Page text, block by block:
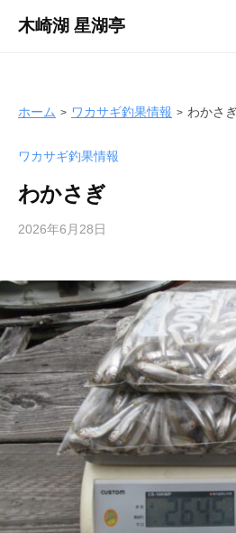
木崎湖 星湖亭
大
市
の
レ
ン
ボ
ー
ト
バ
ス
ボ
ー
ト
/
ス
ホーム ワカサギ釣果情報 わかさ
ワカサギ釣果情報
わかさぎ
2026年6月28日
e
i
k
o
t
e
i
_
w
e
b